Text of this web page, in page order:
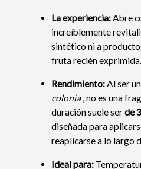
La experiencia:Abre
increíblemente
sintético ni a
fruta recién exprimida.
Rendimiento:Al ser
colonia, no es una
duración suele serde
diseñada para
reaplicarse a lo largo
Ideal para: